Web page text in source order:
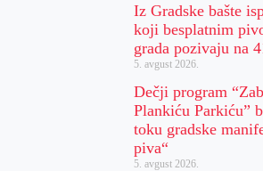
Iz Gradske bašte
koji besplatnim
grada pozivaju na
5. avgust 2026.
Dečji program
Plankiću Parkiću”
toku gradske
piva“
5. avgust 2026.